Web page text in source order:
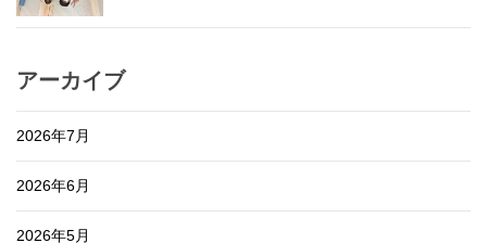
アーカイブ
2026年7月
2026年6月
2026年5月